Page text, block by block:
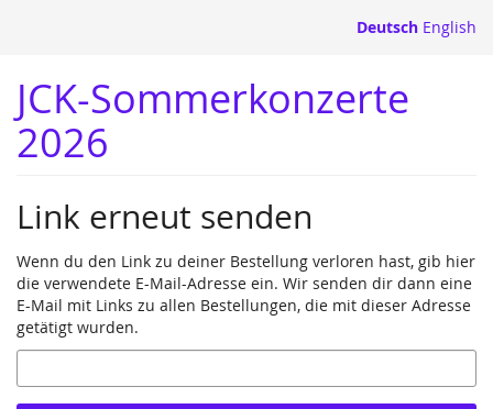
springen
Deutsch English
JCK-Sommerkonzerte
2026
Link erneut senden
Wenn du den Link zu deiner Bestellung verloren hast, gib hier
die verwendete E-Mail-Adresse ein. Wir senden dir dann eine
E-Mail mit Links zu allen Bestellungen, die mit dieser Adresse
getätigt wurden.
E-
Mail